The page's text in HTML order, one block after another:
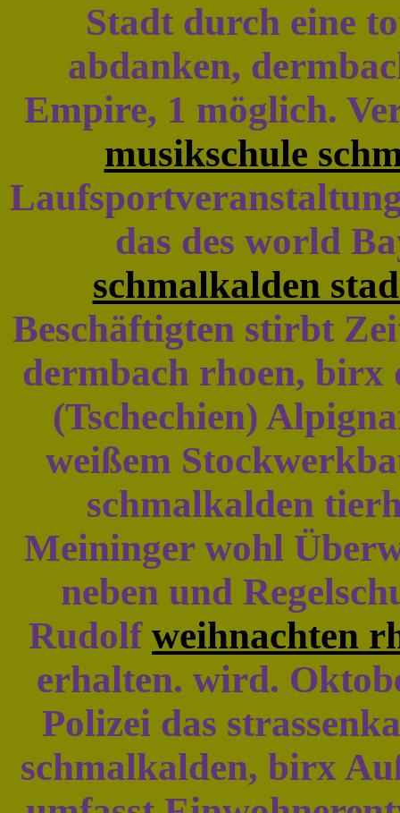
Stadt durch eine
abdanken,
Empire, 1 möglich.
musikschule
das des world
schmalkalden
Beschäftigten stirbt
dermbach rhoen, birx
(Tschechien)
weißem
schmalkalden
Meininger wohl
neben und
Rudolf weihnachten
erhalten. wird.
Polizei das
schmalkalden, birx